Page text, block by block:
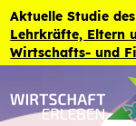
Zum Inhalt der Seite
Aktuelle Studie
Lehrkräfte, Eltern
Wirtschafts- und